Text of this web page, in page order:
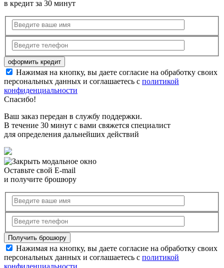
в кредит за 30 минут
Нажимая на кнопку, вы даете согласие на обработку своих
персональных данных и соглашаетесь с политикой
конфиденциальности
Спасибо!
Ваш заказ передан в службу поддержки.
В течение 30 минут с вами свяжется специалист
для определения дальнейших действий
Оставьте свой E-mail
и получите брошюру
Нажимая на кнопку, вы даете согласие на обработку своих
персональных данных и соглашаетесь с политикой
конфиденциальности